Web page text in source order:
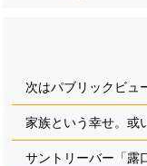
次はパブリックビュ
家族という幸せ。或
サントリーバー「露